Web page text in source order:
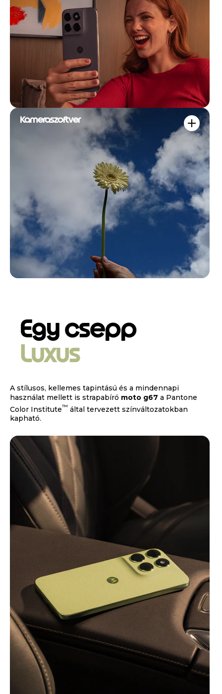
Kameraszoftver
Egy csepp
Luxus
A stílusos, kellemes tapintású és a mindennapi
használat mellett is strapabíró moto g67 a Pantone
Color Institute™ által tervezett színváltozatokban
kapható.